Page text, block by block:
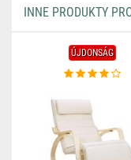
INNE PRODUKTY
ÚJDONSÁG